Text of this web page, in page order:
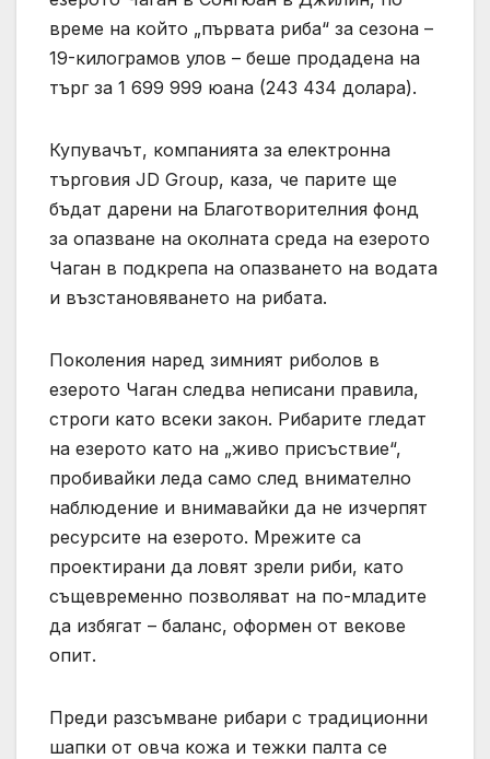
време на който „първата риба“ за сезона –
19-килограмов улов – беше продадена на
търг за 1 699 999 юана (243 434 долара).
Купувачът, компанията за електронна
търговия JD Group, каза, че парите ще
бъдат дарени на Благотворителния фонд
за опазване на околната среда на езерото
Чаган в подкрепа на опазването на водата
и възстановяването на рибата.
Поколения наред зимният риболов в
езерото Чаган следва неписани правила,
строги като всеки закон. Рибарите гледат
на езерото като на „живо присъствие“,
пробивайки леда само след внимателно
наблюдение и внимавайки да не изчерпят
ресурсите на езерото. Мрежите са
проектирани да ловят зрели риби, като
същевременно позволяват на по-младите
да избягат – баланс, оформен от векове
опит.
Преди разсъмване рибари с традиционни
шапки от овча кожа и тежки палта се